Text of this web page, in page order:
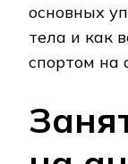
основных
тела и как
спортом на